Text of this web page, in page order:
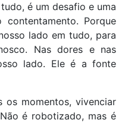
é um desafio e uma
Porque
lado em tudo, para
Nas dores e nas
lado. Ele é a fonte
os momentos, vivenciar
é robotizado, mas é